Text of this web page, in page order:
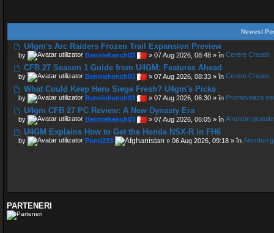
Newest
U4gm's Arc Raiders Frozen Trail Expansion Preview
by Benniehench03 » 07 Aug 2026, 08:48 » în Cerere Creatie
CFB 27 Season 1 Guide from U4GM: Features Ahead
by Benniehench03 » 07 Aug 2026, 08:33 » în Cerere Creatie
What Could Keep Hero Siege Fresh? U4gm's Picks
by Benniehench03 » 07 Aug 2026, 06:30 » în Promoveaza
U4gm CFB 27 PC Review: A New Dynasty Era
by Benniehench03 » 07 Aug 2026, 06:05 » în Anunturi gratuite
U4GM Explains How to Get the Honda NSX-R in FH6
by Ponti233 » 06 Aug 2026, 09:18 » în Anunturi
PARTENERI